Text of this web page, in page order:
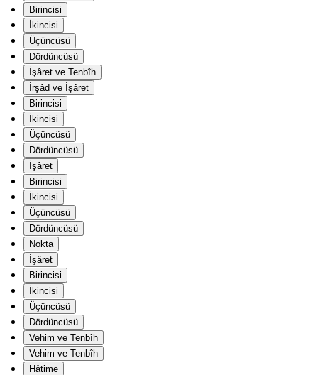
Birincisi
İkincisi
Üçüncüsü
Dördüncüsü
İşâret ve Tenbîh
İrşâd ve İşâret
Birincisi
İkincisi
Üçüncüsü
Dördüncüsü
İşâret
Birincisi
İkincisi
Üçüncüsü
Dördüncüsü
Nokta
İşâret
Birincisi
İkincisi
Üçüncüsü
Dördüncüsü
Vehim ve Tenbîh
Vehim ve Tenbîh
Hâtime